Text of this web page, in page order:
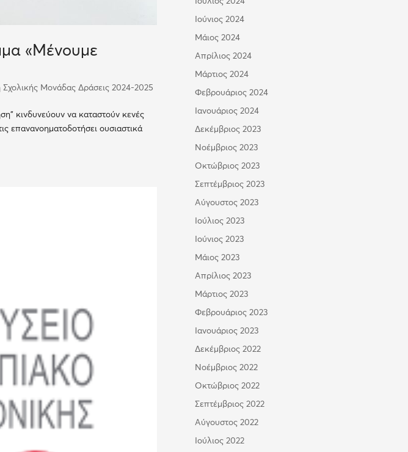
«Μένουμε
Σχολικής Μονάδας Δράσεις 2024-2025
κινδυνεύουν να καταστούν κενές
επανανοηματοδοτήσει ουσιαστικά
Ιούνιος 2024
Μάιος 2024
Απρίλιος 2024
Μάρτιος 2024
Φεβρουάριος 2024
Ιανουάριος 2024
Δεκέμβριος 2023
Νοέμβριος 2023
Οκτώβριος 2023
Σεπτέμβριος 2023
Αύγουστος 2023
Ιούλιος 2023
Ιούνιος 2023
Μάιος 2023
Απρίλιος 2023
Μάρτιος 2023
Φεβρουάριος 2023
Ιανουάριος 2023
Δεκέμβριος 2022
Νοέμβριος 2022
Οκτώβριος 2022
Σεπτέμβριος 2022
Αύγουστος 2022
Ιούλιος 2022